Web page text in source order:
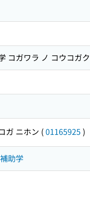
コガワラ ノ コウコガク
ガ ニホン (01165925 )
助学